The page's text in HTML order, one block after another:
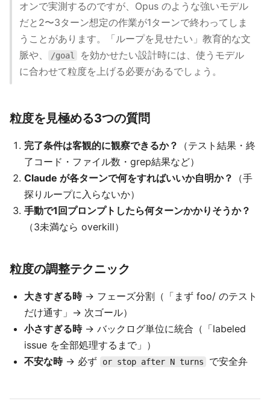
オンで実測するのですが、Opus のような強いモデル
だと2〜3ターン想定の作業が1ターンで終わってしま
うことがあります。「ループを見せたい」教育的な文
脈や、
/goal
を効かせたい設計時には、使うモデル
に合わせて粒度を上げる必要があるでしょう。
粒度を見極める3つの質問
完了条件は客観的に観察できるか？
（テスト結果・終
了コード・ファイル数・grep結果など）
Claude が各ターンで何をすればいいか自明か？
（手
探りループに入らないか）
手動で1回プロンプトしたら何ターンかかりそうか？
（3未満なら overkill）
粒度の調整テクニック
大きすぎる時→ フェーズ分割（「まず foo/ のテスト
だけ通す」→ 次ゴール）
小さすぎる時→ バックログ単位に統合（「labeled
issue を全部処理するまで」）
不安な時→ 必ず or stop after N turns で安全弁